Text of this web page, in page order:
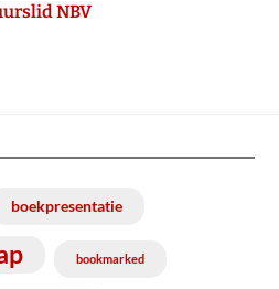
NBV
boekpresentatie
bookmarked